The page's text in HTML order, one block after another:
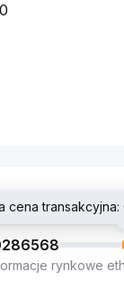
0
cena
rynkowe eth